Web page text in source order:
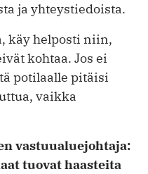
ja yhteystiedoista.
käy helposti niin,
kohtaa. Jos ei
potilaalle pitäisi
vaikka
vastuualuejohtaja:
tuovat haasteita